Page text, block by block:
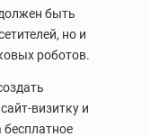
быть
но и
роботов.
визитку и